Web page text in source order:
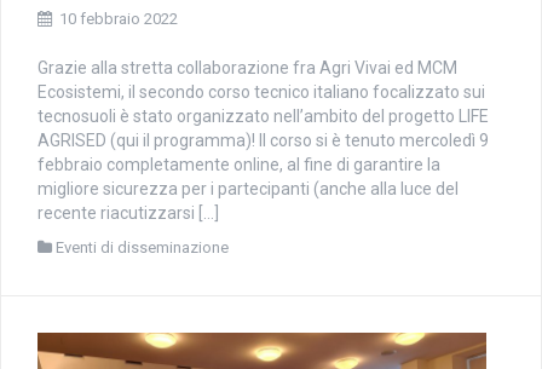
10 febbraio 2022
Grazie alla stretta collaborazione fra Agri Vivai ed MCM
Ecosistemi, il secondo corso tecnico italiano focalizzato sui
tecnosuoli è stato organizzato nell’ambito del progetto LIFE
AGRISED (qui il programma)! Il corso si è tenuto mercoledì 9
febbraio completamente online, al fine di garantire la
migliore sicurezza per i partecipanti (anche alla luce del
recente riacutizzarsi […]
Eventi di disseminazione